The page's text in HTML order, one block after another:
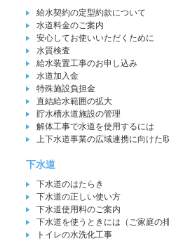
給水契約の定型約款について
水道料金のご案内
安心してお使いいただくために
水質検査
給水装置工事のお申し込み
水道加入金
特殊施設負担金
直結給水範囲の拡大
貯水槽水道施設の管理
解体工事で水道を使用するには
上下水道事業の広域連携に向けた
下水道
下水道のはたらき
下水道の正しい使い方
下水道使用料のご案内
下水道を使うときには（ご家庭の
トイレの水洗化工事